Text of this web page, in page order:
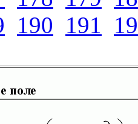
190 191